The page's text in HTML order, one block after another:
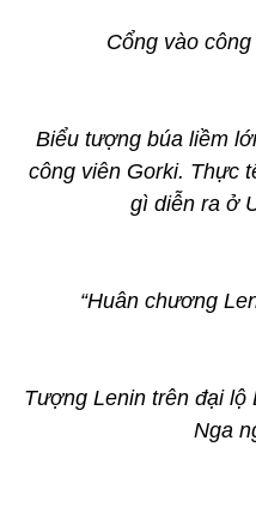
Cổng vào
Biểu tượng búa liềm
công viên Gorki. Thực
gì diễn ra ở
“Huân chương
Tượng Lenin trên đại lộ
Nga